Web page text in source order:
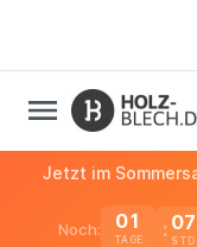
Noch: 01
TAGE
07
Jetzt im